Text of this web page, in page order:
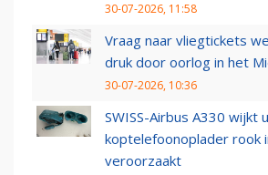
30-07-2026, 11:58
Vraag naar vliegtickets
druk door oorlog in het
30-07-2026, 10:36
SWISS-Airbus A330 wijkt
koptelefoonoplader rook
veroorzaakt